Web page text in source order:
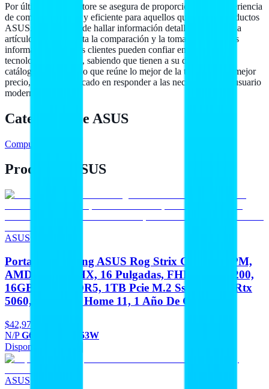
Por último, Hailan Store se asegura de proporcionar una experiencia
de compra accesible y eficiente para aquellos que buscan productos
ASUS. Aquí, se puede hallar información detallada sobre cada
artículo, lo que facilita la comparación y la toma de decisiones
informadas. Nuestros clientes pueden confiar en la calidad y
tecnología de ASUS, sabiendo que tienen a su disposición un
catálogo diversificado que reúne lo mejor de la tecnología al mejor
precio, siempre enfocado en responder a las necesidades del usuario
moderno.
Categorías de ASUS
Computadoras
Productos ASUS
ASUS
Portatiles Gaming ASUS Rog Strix G16 G614PM,
AMD R9 8940HX, 16 Pulgadas, FHD 1920X1200,
16GB RAM DDR5, 1TB Pcie M.2 Ssd, Nvidia Rtx
5060, Windows Home 11, 1 Año De Garantía.
$42,979
N/PG614PM-RV053W
Disponible
ASUS